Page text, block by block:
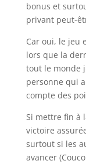
bonus et
privant peut-
Car oui, le jeu
lors que la
tout le monde
personne qui
compte des
Si mettre fin à
victoire
surtout si les
avancer